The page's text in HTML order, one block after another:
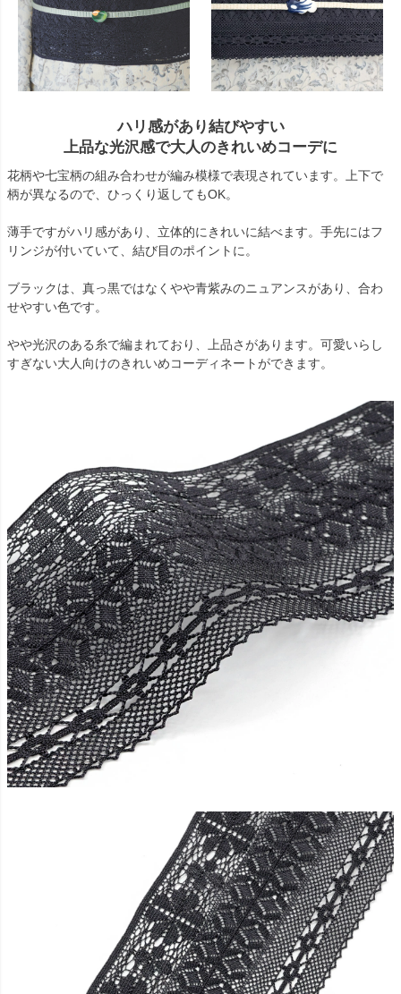
ハリ感があり結びやすい
上品な光沢感で大人のきれいめコーデに
花柄や七宝柄の組み合わせが編み模様で表現されています。上下で
柄が異なるので、ひっくり返してもOK。
薄手ですがハリ感があり、立体的にきれいに結べます。手先にはフ
リンジが付いていて、結び目のポイントに。
ブラックは、真っ黒ではなくやや青紫みのニュアンスがあり、合わ
せやすい色です。
やや光沢のある糸で編まれており、上品さがあります。可愛いらし
すぎない大人向けのきれいめコーディネートができます。